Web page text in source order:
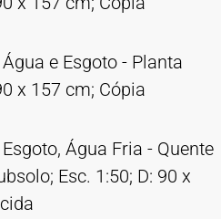
e Esgoto - Planta
x 157 cm; Cópia
Água Fria - Quente
Esc. 1:50; D: 90 x